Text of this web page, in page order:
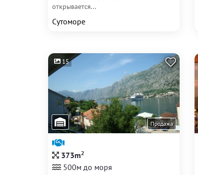
открывается...
Сутоморе
15
Продажа
373m2
500м до моря